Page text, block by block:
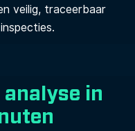
veilig, traceerbaar
in